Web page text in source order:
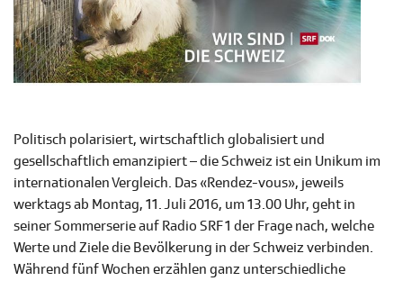
Politisch polarisiert, wirtschaftlich globalisiert und
gesellschaftlich emanzipiert – die Schweiz ist ein Unikum im
internationalen Vergleich. Das «Rendez-vous», jeweils
werktags ab Montag, 11. Juli 2016, um 13.00 Uhr, geht in
seiner Sommerserie auf Radio SRF 1 der Frage nach, welche
Werte und Ziele die Bevölkerung in der Schweiz verbinden.
Während fünf Wochen erzählen ganz unterschiedliche